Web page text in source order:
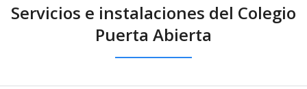
Servicios e instalaciones del Colegio
Puerta Abierta